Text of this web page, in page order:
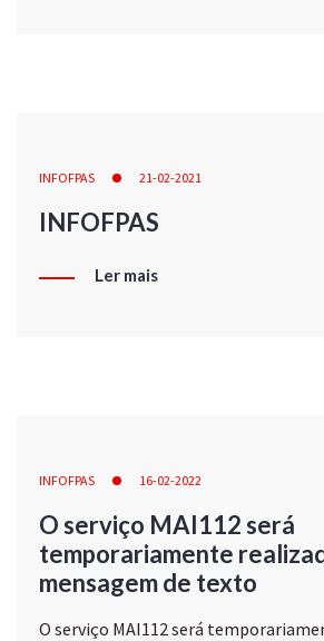
INFOFPAS 21-02-2021
INFOFPAS
Ler mais
INFOFPAS 16-02-2022
O serviço MAI112 será
temporariamente
mensagem de texto
O serviço MAI112 será